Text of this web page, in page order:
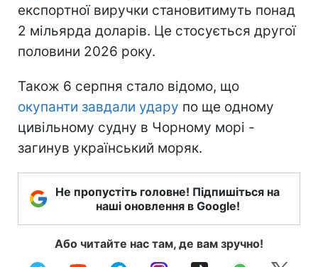
експортної виручки становитимуть понад
2 мільярда доларів. Це стосується другої
половини 2026 року.
Також 6 серпня стало відомо, що
окупанти завдали удару по ще одному
цивільному судну в Чорному морі -
загинув український моряк.
Не пропустіть головне! Підпишіться на
наші оновлення в Google!
Або читайте нас там, де вам зручно!